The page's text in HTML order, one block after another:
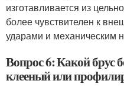
изготавливается из
более чувствителен к
ударами и механическим
Вопрос 6: Какой брус
клееный или